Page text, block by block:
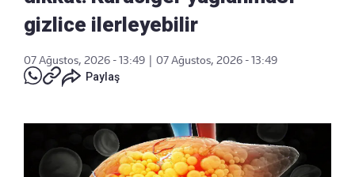
gizlice ilerleyebilir
07 Ağustos, 2026 - 13:49
07 Ağustos, 2026 - 13:49
Paylaş